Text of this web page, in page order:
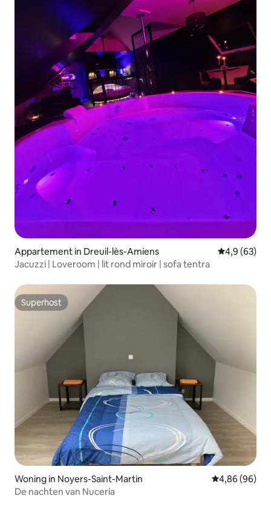
Appartement in Dreuil-lès-Amiens Gemiddelde
4,9 (63)
Jacuzzi | Loveroom | lit rond miroir | sofa tentra
Superhost
Superhost
Woning in Noyers-Saint-Martin Gemiddelde
4,86 (96)
De nachten van Nuceria